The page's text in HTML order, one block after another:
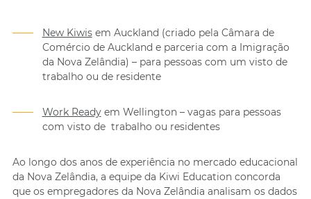
New Kiwisem Auckland (criado pela Câmara de
Comércio de Auckland e parceria com a Imigração
da Nova Zelândia) – para pessoas com um visto de
trabalho ou de residente
Work Readyem Wellington – vagas para pessoas
com visto de trabalho ou residentes
Ao longo dos anos de experiência no mercado educacional
da Nova Zelândia, a equipe da Kiwi Education concorda
que os empregadores da Nova Zelândia analisam os dados